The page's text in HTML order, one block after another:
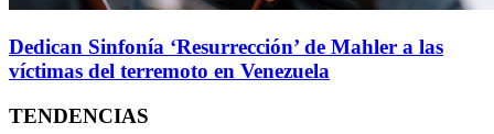
Dedican Sinfonía ‘Resurrección’ de Mahler a las
víctimas del terremoto en Venezuela
TENDENCIAS